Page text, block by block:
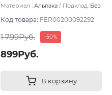
Материал : Альпака Подклад: Без
Код товара: FER00200092292
1 799Руб. -50%
899Руб.
В корзину